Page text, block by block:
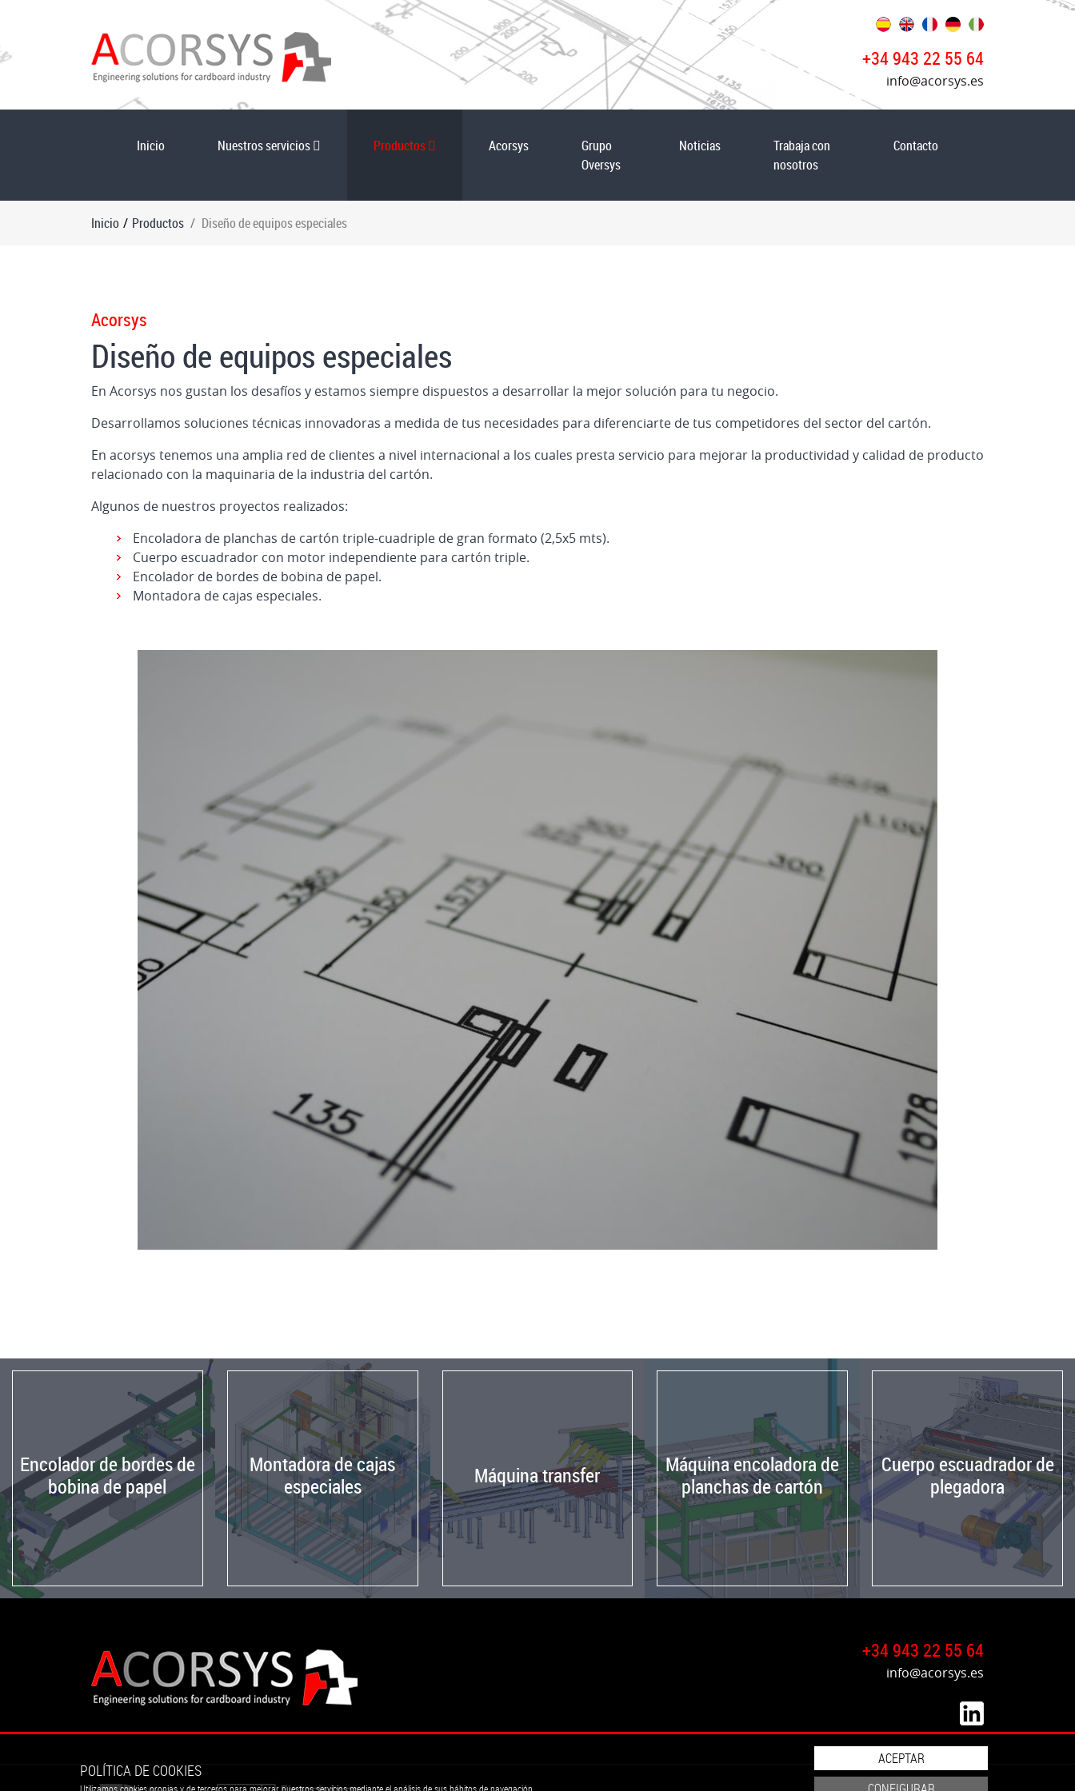
+34 943 22 55 64
info@acorsys.es
Inicio Nuestros servicios Productos Acorsys
Grupo
Oversys
Noticias
Trabaja con
nosotros
Contacto
Inicio / Productos Diseño de equipos especiales
Acorsys
Diseño de equipos especiales
En Acorsys nos gustan los desafíos y estamos siempre dispuestos a desarrollar la mejor solución para tu negocio.
Desarrollamos soluciones técnicas innovadoras a medida de tus necesidades para diferenciarte de tus competidores del sector del cartón.
En acorsys tenemos una amplia red de clientes a nivel internacional a los cuales presta servicio para mejorar la productividad y calidad de producto
relacionado con la maquinaria de la industria del cartón.
Algunos de nuestros proyectos realizados:
Encoladora de planchas de cartón triple-cuadriple de gran formato (2,5x5 mts).
Cuerpo escuadrador con motor independiente para cartón triple.
Encolador de bordes de bobina de papel.
Montadora de cajas especiales.
Encolador de bordes de
bobina de papel
Montadora de cajas
especiales
Máquina transfer
Máquina encoladora de
planchas de cartón
Cuerpo escuadrador de
plegadora
+34 943 22 55 64
info@acorsys.es
POLÍTICA DE COOKIES
ACEPTAR